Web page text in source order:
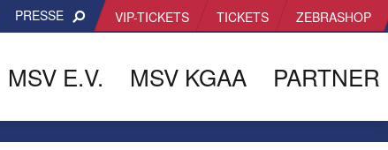
VIP-TICKETS TICKETS ZEBRASHOP
PRESSE
MSV E.V. MSV KGAA PARTNER